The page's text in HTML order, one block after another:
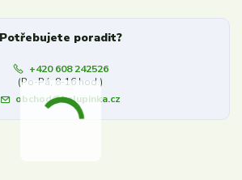
Potřebujete poradit?
+420 608 242526
(Po-Pá, 8-16 hod.)
obchod@kalupinka.cz